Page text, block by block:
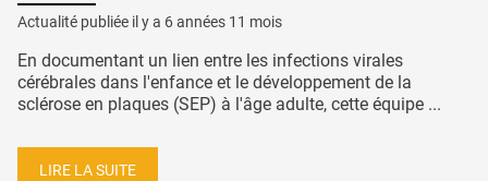
Actualité publiée il y a 6 années 11 mois
En documentant un lien entre les infections virales
cérébrales dans l'enfance et le développement de la
sclérose en plaques (SEP) à l'âge adulte, cette équipe ...
LIRE LA SUITE